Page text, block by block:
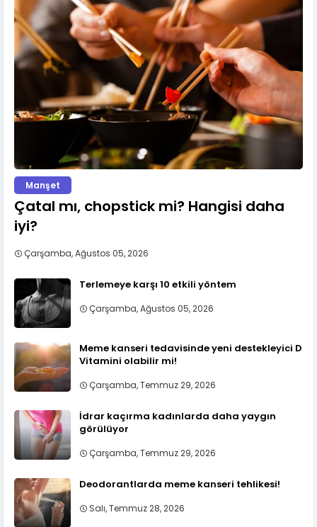
Manşet
Çatal mı, chopstick mi? Hangisi daha
iyi?
Çarşamba, Ağustos 05, 2026
Terlemeye karşı 10 etkili yöntem
Çarşamba, Ağustos 05, 2026
Meme kanseri tedavisinde yeni destekleyici D
Vitamini olabilir mi!
Çarşamba, Temmuz 29, 2026
İdrar kaçırma kadınlarda daha yaygın
görülüyor
Çarşamba, Temmuz 29, 2026
Deodorantlarda meme kanseri tehlikesi!
Salı, Temmuz 28, 2026